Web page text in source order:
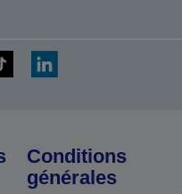
Conditions
générales